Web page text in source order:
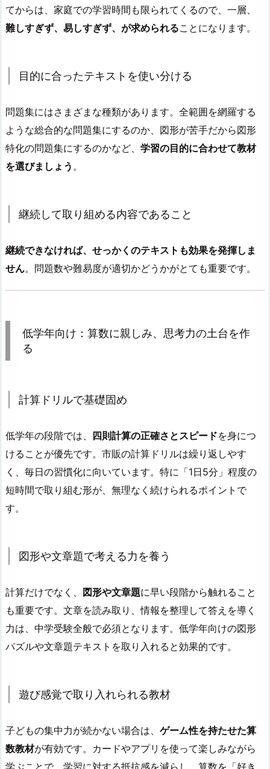
てからは、家庭での学習時間も限られてくるので、一層、
難しすぎず、易しすぎず、が求められることになります。
目的に合ったテキストを使い分ける
問題集にはさまざまな種類があります。全範囲を網羅する
ような総合的な問題集にするのか、図形が苦手だから図形
特化の問題集にするのかなど、 学習の目的に合わせて教材
を選びましょう 。
継続して取り組める内容であること
継続できなければ、せっかくのテキストも効果を発揮しま
せん。問題数や難易度が適切かどうかがとても重要です。
低学年向け：算数に親しみ、思考力の土台を作
る
計算ドリルで基礎固め
低学年の段階では、 四則計算の正確さとスピードを身につ
けることが優先です。市販の計算ドリルは繰り返しやす
く、毎日の習慣化に向いています。特に「1日5分」程度の
短時間で取り組む形が、無理なく続けられるポイントで
す。
図形や文章題で考える力を養う
計算だけでなく、 図形や文章題に早い段階から触れること
も重要です。文章を読み取り、情報を整理して答えを導く
力は、中学受験全般で必須となります。低学年向けの図形
パズルや文章題テキストを取り入れると効果的です。
遊び感覚で取り入れられる教材
子どもの集中力が続かない場合は、 ゲーム性を持たせた算
数教材が有効です。カードやアプリを使って楽しみながら
学ぶことで、学習に対する抵抗感を減らし、算数を「好き